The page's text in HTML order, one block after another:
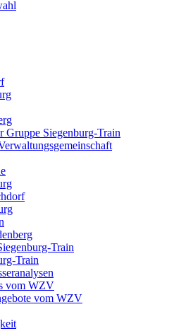
Gruppe Siegenburg-Train
Train
Train
vom WZV
vom WZV